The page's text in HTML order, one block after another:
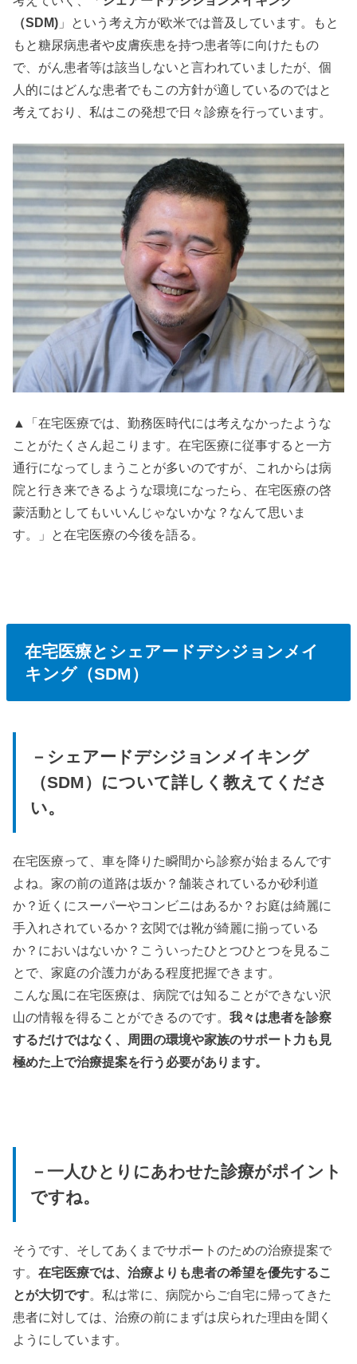
（SDM) 」という考え方が欧米では普及しています。もと
もと糖尿病患者や皮膚疾患を持つ患者等に向けたもの
で、がん患者等は該当しないと言われていましたが、個
人的にはどんな患者でもこの方針が適しているのではと
考えており、私はこの発想で日々診療を行っています。
▲「在宅医療では、勤務医時代には考えなかったような
ことがたくさん起こります。在宅医療に従事すると一方
通行になってしまうことが多いのですが、これからは病
院と行き来できるような環境になったら、在宅医療の啓
蒙活動としてもいいんじゃないかな？なんて思いま
す。」と在宅医療の今後を語る。
在宅医療と シェ アードデシジョンメイ
キング（SDM）
－シェアードデシジョンメイキング
（SDM）について詳しく教えてくださ
い。
在宅医療って、車を降りた瞬間から診察が始まるんです
よね。家の前の道路は坂か？舗装されているか砂利道
か？近くにスーパーやコンビニはあるか？お庭は綺麗に
手入れされているか？玄関では靴が綺麗に揃っている
か？においはないか？こういったひとつひとつを見るこ
とで、家庭の介護力がある程度把握できます。
こんな風に在宅医療は、病院では知ることができない沢
山の情報を得ることができるのです。我々は患者を診察
するだけではなく、周囲の環境や家族のサポート力も見
極めた上で治療提案を行う必要があります。
－一人ひとりにあわせた診療がポイント
ですね。
そうです、そしてあくまでサポートのための治療提案で
す。在宅医療では、治療よりも患者の希望を優先するこ
とが大切です。私は常に、病院からご自宅に帰ってきた
患者に対しては、治療の前にまずは戻られた理由を聞く
ようにしています。